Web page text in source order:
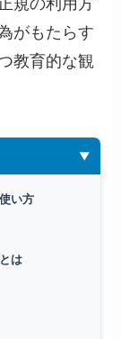
がもたらす
教育的な観
い方
は